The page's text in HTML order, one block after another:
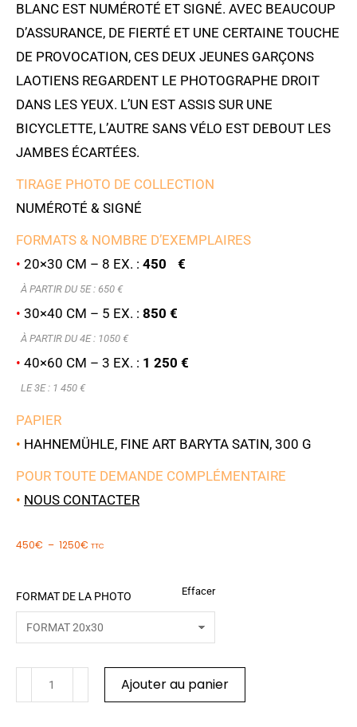
BLANC EST NUMÉROTÉ ET SIGNÉ. AVEC BEAUCOUP
D’ASSURANCE, DE FIERTÉ ET UNE CERTAINE TOUCHE
DE PROVOCATION, CES DEUX JEUNES GARÇONS
LAOTIENS REGARDENT LE PHOTOGRAPHE DROIT
DANS LES YEUX. L’UN EST ASSIS SUR UNE
BICYCLETTE, L’AUTRE SANS VÉLO EST DEBOUT LES
JAMBES ÉCARTÉES.
TIRAGE PHOTO DE COLLECTION
NUMÉROTÉ & SIGNÉ
FORMATS & NOMBRE D’EXEMPLAIRES
• 20×30 CM – 8 EX. : 450 €
À PARTIR DU 5E : 650 €
• 30×40 CM – 5 EX. : 850 €
À PARTIR DU 4E : 1050 €
• 40×60 CM – 3 EX. : 1 250 €
LE 3E : 1 450 €
PAPIER
• HAHNEMÜHLE, FINE ART BARYTA SATIN, 300 G
POUR TOUTE DEMANDE COMPLÉMENTAIRE
• NOUS CONTACTER
450€ – 1250€ TTC
FORMAT DE LA PHOTO Effacer
Ajouter au panier